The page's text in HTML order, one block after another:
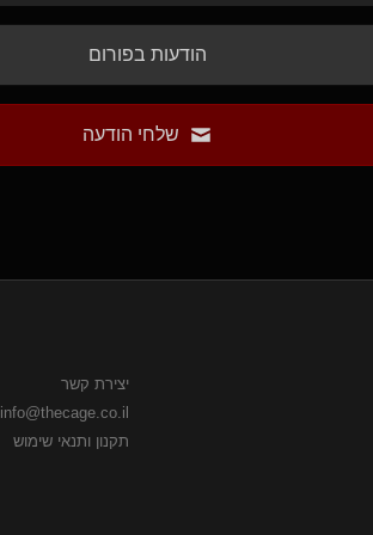
הודעות בפורום
שלחי הודעה
יצירת קשר
info@thecage.co.il
תקנון ותנאי שימוש